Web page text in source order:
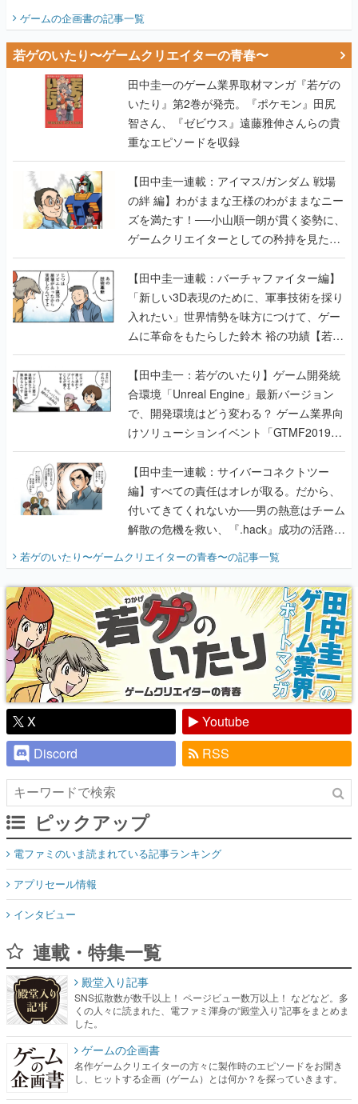
ビュー】
ゲームの企画書の記事一覧
若ゲのいたり〜ゲームクリエイターの青春〜
田中圭一のゲーム業界取材マンガ『若ゲの
いたり』第2巻が発売。『ポケモン』田尻
智さん、『ゼビウス』遠藤雅伸さんらの貴
重なエピソードを収録
【田中圭一連載：アイマス/ガンダム 戦場
の絆 編】わがままな王様のわがままなニー
ズを満たす！──小山順一朗が貫く姿勢に、
ゲームクリエイターとしての矜持を見た
【若ゲのいたり最終回】
【田中圭一連載：バーチャファイター編】
「新しい3D表現のために、軍事技術を採り
入れたい」世界情勢を味方につけて、ゲー
ムに革命をもたらした鈴木 裕の功績【若ゲ
のいたり】
【田中圭一：若ゲのいたり】ゲーム開発統
合環境「Unreal Engine」最新バージョン
で、開発環境はどう変わる？ ゲーム業界向
けソリューションイベント「GTMF2019」
に行って、より理解を深めよう【PR】
【田中圭一連載：サイバーコネクトツー
編】すべての責任はオレが取る。だから、
付いてきてくれないか──男の熱意はチーム
解散の危機を救い、『.hack』成功の活路を
開く。業界の快男児・松山 洋に流れる血は
『少年ジャンプ』色だった【若ゲのいた
り】
若ゲのいたり〜ゲームクリエイターの青春〜の記事一覧
X
Youtube
Discord
RSS
ピックアップ
電ファミのいま読まれている記事ランキング
アプリセール情報
インタビュー
連載・特集一覧
殿堂入り記事
SNS拡散数が数千以上！ ページビュー数万以上！ などなど。多
くの人々に読まれた、電ファミ渾身の“殿堂入り”記事をまとめま
した。
ゲームの企画書
名作ゲームクリエイターの方々に製作時のエピソードをお聞き
し、ヒットする企画（ゲーム）とは何か？を探っていきます。